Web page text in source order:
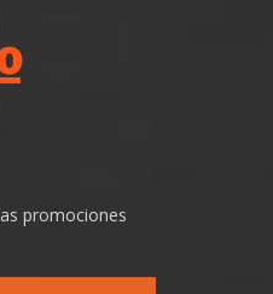
promociones